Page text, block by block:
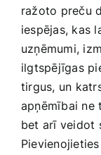
Preces
Rotaļlietas,
Smaržas,
ražoto preču
iespējas, kas
uzņēmumi,
ilgtspējīgas
tirgus, un
apņēmībai ne
bet arī veidot